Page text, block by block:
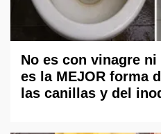
No es con vinagre
es la MEJOR forma
las canillas y del